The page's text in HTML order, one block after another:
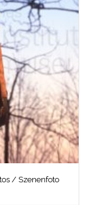
/ Szenenfoto